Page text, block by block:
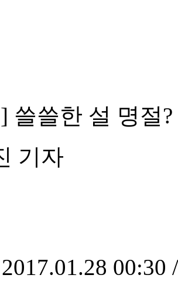
쓸쓸한 설 명절
기자
00:30